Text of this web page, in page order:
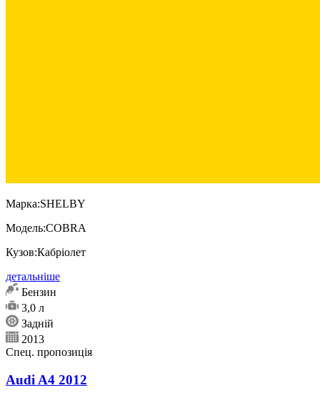
Марка:SHELBY
Модель:COBRA
Кузов:Кабріолет
детальніше
Бензин
3,0 л
Задній
2013
Спец. пропозиція
Audi A4 2012